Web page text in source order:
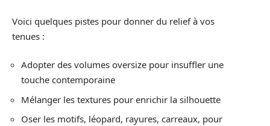
Voici quelques pistes pour donner du relief à vos
tenues :
Adopter des volumes oversize pour insuffler une
touche contemporaine
Mélanger les textures pour enrichir la silhouette
Oser les motifs, léopard, rayures, carreaux, pour